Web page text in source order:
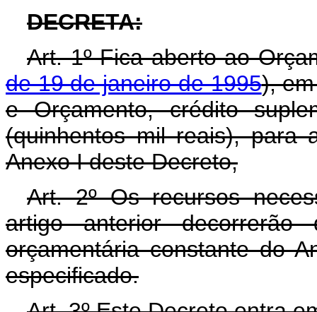
DECRETA:
Art. 1º Fica aberto ao
de 19 de janeiro de 1995),
e Orçamento, crédito
(quinhentos mil reais), para
Anexo I deste Decreto,
Art. 2º Os recursos
artigo anterior
orçamentária constante do
especificado.